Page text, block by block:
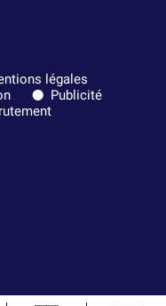
légales
Publicité